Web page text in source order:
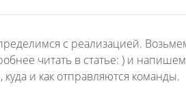
с реализацией.
читать в статье: ) и
куда и как отправляются команды.